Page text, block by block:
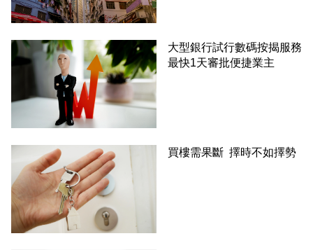
大型銀行試行數碼按揭服務
最快1天審批便捷業主
買樓需果斷 擇時不如擇勢